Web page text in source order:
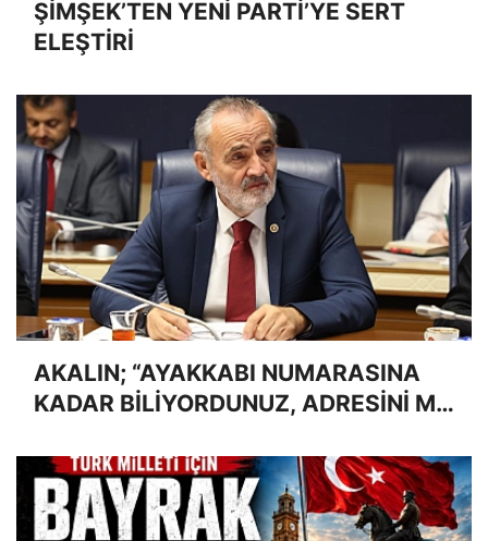
ŞİMŞEK’TEN YENİ PARTİ’YE SERT
ELEŞTİRİ
AKALIN; “AYAKKABI NUMARASINA
KADAR BİLİYORDUNUZ, ADRESİNİ Mİ